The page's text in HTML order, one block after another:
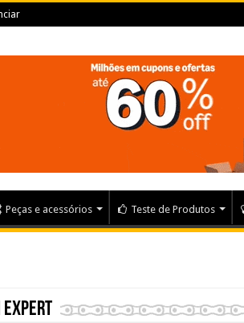
Peças e acessórios Teste de Produtos
Expert